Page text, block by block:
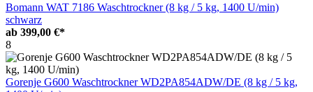
Bomann WAT 7186 Waschtrockner (8 kg / 5 kg, 1400 U/min)
schwarz
ab 399,00 €*
8
Gorenje G600 Waschtrockner WD2PA854ADW/DE (8 kg / 5 kg,